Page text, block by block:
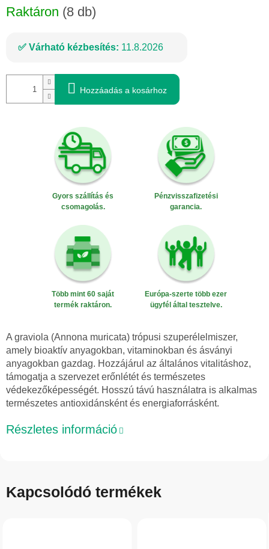
Raktáron (8 db)
Várható kézbesítés: 11.8.2026
Hozzáadás a kosárhoz
Gyors szállítás és
csomagolás.
Pénzvisszafizetési
garancia.
Több mint 60 saját
termék raktáron.
Európa-szerte több ezer
ügyfél által tesztelve.
A graviola (Annona muricata) trópusi szuperélelmiszer,
amely bioaktív anyagokban, vitaminokban és ásványi
anyagokban gazdag. Hozzájárul az általános vitalitáshoz,
támogatja a szervezet erőnlétét és természetes
védekezőképességét. Hosszú távú használatra is alkalmas
természetes antioxidánsként és energiaforrásként.
Részletes információ
Kapcsolódó termékek